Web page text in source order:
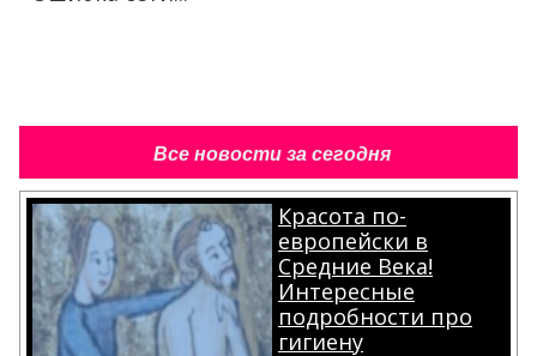
Все новости за сегодня
Красота по-
европейски в
Средние Века!
Интересные
подробности про
гигиену